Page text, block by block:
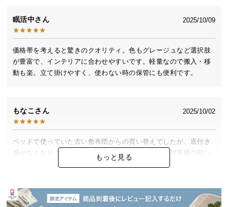
い
て
開
梱
ー
ビ
ス
に
て
眠活中 2025/10/09
価格帯を考えると驚きのクオリティ。色もグレージュなど選択肢
が豊富で、インテリアに合わせやすいです。軽量なので搬入・移
動も楽。立て掛けやすく、使わない時の保管にも便利です。
もなこ 2025/10/02
ベッドで使っていた古い敷布団からの買い替えでしたが、底付き
感がなくなりグッスリ眠れるようになりました。開封直後の匂い
もほとんど気にならず、快適です。
よっさ 2024/12/10
もっと見る